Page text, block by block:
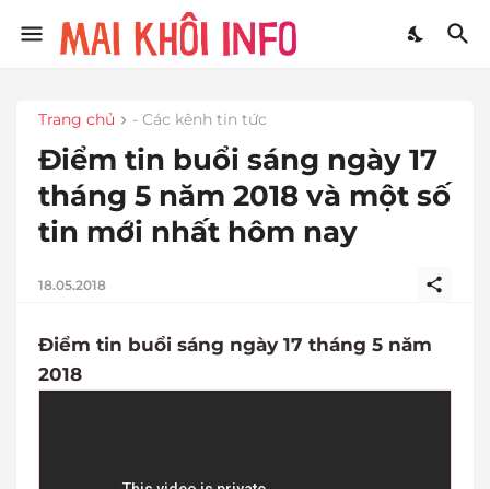
Trang chủ - Các kênh tin tức
Điểm tin buổi sáng ngày 17
tháng 5 năm 2018 và một số
tin mới nhất hôm nay
18.05.2018
Điểm tin buổi sáng ngày 17 tháng 5 năm
2018